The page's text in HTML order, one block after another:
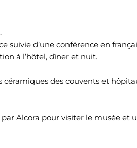
d’une conférence en
à l’hôtel, dîner et nuit.
céramiques des couvents et
Alcora pour visiter le musée et